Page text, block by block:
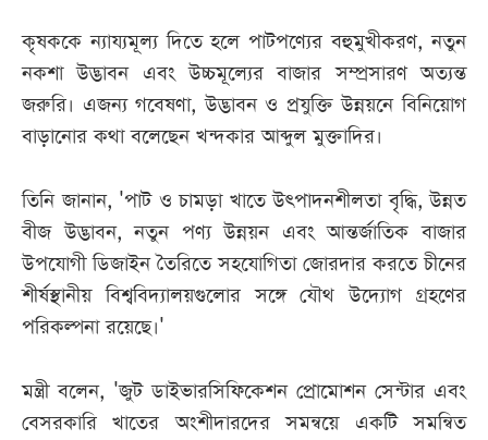
কৃষককে ন্যায্যমূল্য দিতে হলে পাটপণ্যের বহুমুখীকরণ, নতুন
নকশা উদ্ভাবন এবং উচ্চমূল্যের বাজার সম্প্রসারণ অত্যন্ত
জরুরি। এজন্য গবেষণা, উদ্ভাবন ও প্রযুক্তি উন্নয়নে বিনিয়োগ
বাড়ানোর কথা বলেছেন খন্দকার আব্দুল মুক্তাদির।
তিনি জানান, 'পাট ও চামড়া খাতে উৎপাদনশীলতা বৃদ্ধি, উন্নত
বীজ উদ্ভাবন, নতুন পণ্য উন্নয়ন এবং আন্তর্জাতিক বাজার
উপযোগী ডিজাইন তৈরিতে সহযোগিতা জোরদার করতে চীনের
শীর্ষস্থানীয় বিশ্ববিদ্যালয়গুলোর সঙ্গে যৌথ উদ্যোগ গ্রহণের
পরিকল্পনা রয়েছে।'
মন্ত্রী বলেন, 'জুট ডাইভারসিফিকেশন প্রোমোশন সেন্টার এবং
বেসরকারি খাতের অংশীদারদের সমন্বয়ে একটি সমন্বিত